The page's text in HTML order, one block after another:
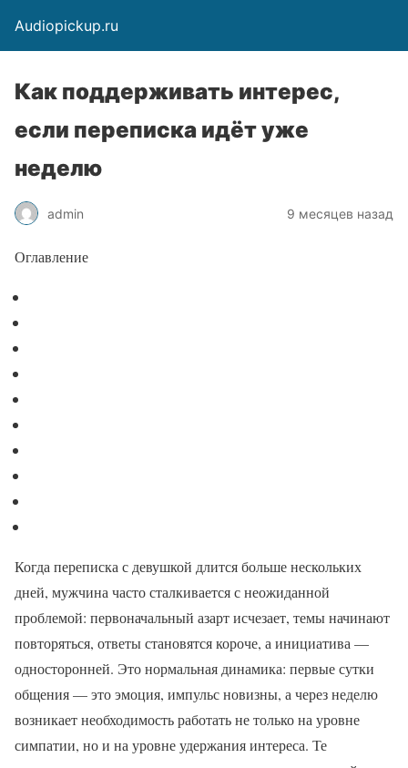
Audiopickup.ru
Как поддерживать интерес,
если переписка идёт уже
неделю
admin 9 месяцев назад
Оглавление
Когда переписка с девушкой длится больше нескольких
дней, мужчина часто сталкивается с неожиданной
проблемой: первоначальный азарт исчезает, темы начинают
повторяться, ответы становятся короче, а инициатива —
односторонней. Это нормальная динамика: первые сутки
общения — это эмоция, импульс новизны, а через неделю
возникает необходимость работать не только на уровне
симпатии, но и на уровне удержания интереса. Те